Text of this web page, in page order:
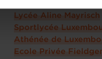
Charte d’usage des cookies
Lycée Aline Mayrisch
Sportlycée
Athénée de
Ecole Privée